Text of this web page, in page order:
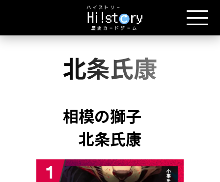
北条氏康
相模の獅子
北条氏康